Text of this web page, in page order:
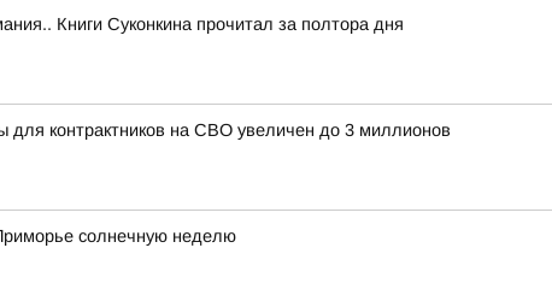
Книги Суконкина прочитал за полтора дня
контрактников на СВО увеличен до 3 миллионов
солнечную неделю